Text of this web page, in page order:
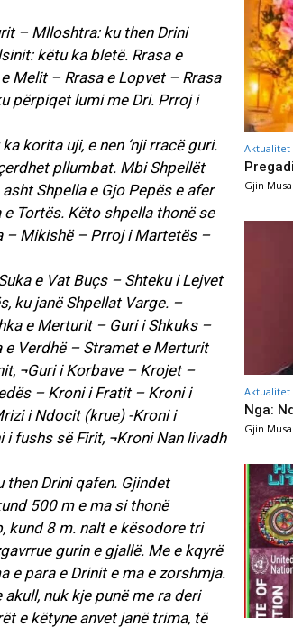
– Mlloshtra: ku then Drini
këtu ka bletë. Rrasa e
Melit – Rrasa e Lopvet – Rrasa
përpiqet lumi me Dri. Prroj i
korita uji, e nen ‘nji rracë guri.
pllumbat. Mbi Shpellët
Shpella e Gjo Pepës e afer
Tortës. Këto shpella thonë se
– Mikishë – Prroj i Martetës –
e Vat Buçs – Shteku i Lejvet
ku janë Shpellat Varge. –
e Merturit – Guri i Shkuks –
Verdhë – Stramet e Merturit
¬Guri i Korbave – Krojet –
– Kroni i Fratit – Kroni i
i Ndocit (krue) -Kroni i
fushs së Firit, ¬Kroni Nan livadh
then Drini qafen. Gjindet
500 m e ma si thonë
kund 8 m. nalt e kësodore tri
gurin e gjallë. Me e kqyrë
e para e Drinit e ma e zorshmja.
nuk kje punë me ra deri
e këtyne anvet janë trima, të
Aktualitet
Gjin Musa
Aktualitet
Nga:
Gjin Musa